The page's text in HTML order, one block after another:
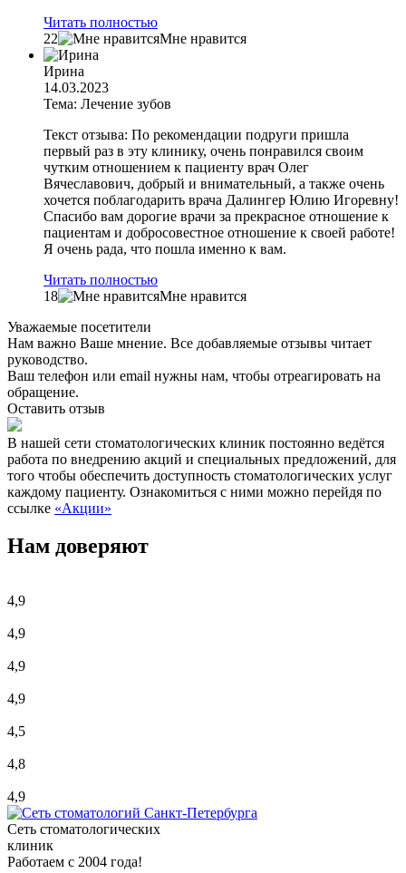
Читать полностью
22
Мне нравится
Ирина
14.03.2023
Тема: Лечение зубов
Текст отзыва: По рекомендации подруги пришла
первый раз в эту клинику, очень понравился своим
чутким отношением к пациенту врач Олег
Вячеславович, добрый и внимательный, а также очень
хочется поблагодарить врача Далингер Юлию Игоревну!
Спасибо вам дорогие врачи за прекрасное отношение к
пациентам и добросовестное отношение к своей работе!
Я очень рада, что пошла именно к вам.
Читать полностью
18
Мне нравится
Уважаемые посетители
Нам важно Ваше мнение. Все добавляемые отзывы читает
руководство.
Ваш телефон или email нужны нам, чтобы отреагировать на
обращение.
Оставить отзыв
В нашей сети стоматологических клиник постоянно ведётся
работа по внедрению акций и специальных предложений, для
того чтобы обеспечить доступность стоматологических услуг
каждому пациенту. Ознакомиться с ними можно перейдя по
ссылке «Акции»
Нам доверяют
4,9
4,9
4,9
4,9
4,5
4,8
4,9
Сеть стоматологических
клиник
Работаем с 2004 года!